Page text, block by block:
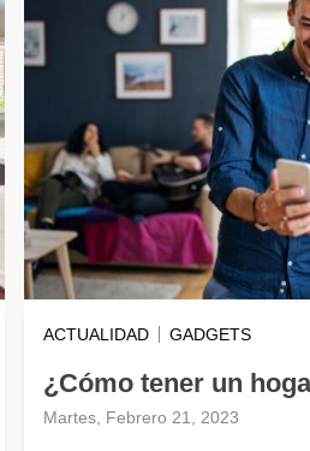
ACTUALIDAD GADGETS
¿Cómo tener un
Martes, Febrero 21, 2023